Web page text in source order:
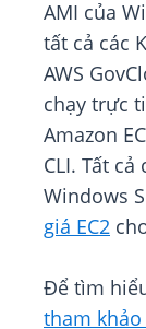
AMI của
tất cả các
AWS
chạy trực
Amazon
CLI. Tất
Windows
giá EC2
Để tìm
tham khảo